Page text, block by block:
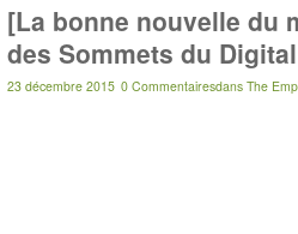
[La bonne nouvelle du
des Sommets du
23 décembre 2015 0 Commentairesdans The